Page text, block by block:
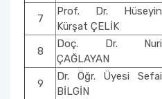
7
Prof. Dr. Hüseyin
Kürşat ÇELİK
8
Doç. Dr. Nuri
ÇAĞLAYAN
9
Dr. Öğr. Üyesi Sefai
BİLGİN